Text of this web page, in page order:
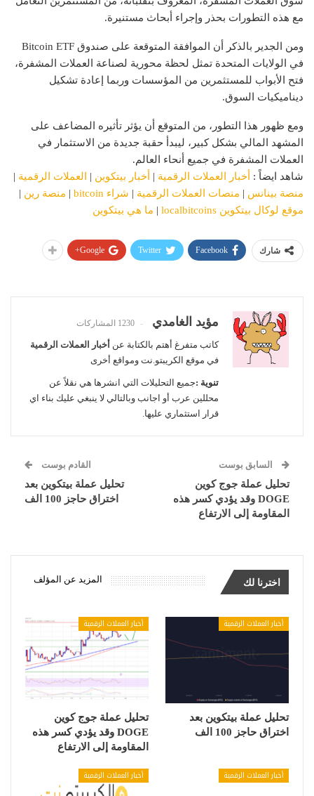
مع هذه التطورات بحذر وإجراء أبحاث مستنيرة.
ومن الجدير بالذكر أن الموافقة المتوقعة على صندوق Bitcoin ETF
في الولايات المتحدة تمثل لحظة محورية لصناعة العملات المشفرة،
فتح الأبواب للمستثمرين من المؤسسات وربما إعادة تشكيل
ديناميكيات السوق.
ومع ظهور هذا التطور، من المتوقع أن يؤثر تأثيره المضاعف على
المشهد المالي بشكل كبير، ليبدأ حقبة جديدة من الاستثمار في
العملات المشفرة في جميع أنحاء العالم.
شاهد ايضاً : أخبار العملات الرقمية | أخبار بيتكوين | العملات الرقمية |
منصة بينانس | منصات العملات الرقمية | شراء bitcoin | منصة رين |
موقع لوكال بيتكوين localbitcoins
| ما هي بيتكوين
شارك Facebook
Twitter
Google+
مؤيد الغامدي 1230 المشاركات
كاتب متفرغ أهتم بالكتابة عن أخبار العملات الرقمية
في موقع الكريبتو.نت ومواقع أخرى
تنوية :جميع التحليلات التي انشرها هي نقلاً عن
محللين عرب أو اجانب وبالتالي لا ينبغي عليك بناء اي
قرار استثماري عليها.
السابق بوست
تحليل عملة جوج كوين
DOGE وقد يؤدي كسر هذه
المقاومة إلى الارتفاع
القادم بوست
تحليل عملة بيتكوين بعد
اختراق حاجز 100 الف
اخترنا لك المزيد عن المؤلف
أخبار العملات الرقمية
تحليل عملة بيتكوين بعد
اختراق حاجز 100 الف
أخبار العملات الرقمية
تحليل عملة جوج كوين
DOGE وقد يؤدي كسر هذه
المقاومة إلى الارتفاع
أخبار العملات الرقمية أخبار العملات الرقمية